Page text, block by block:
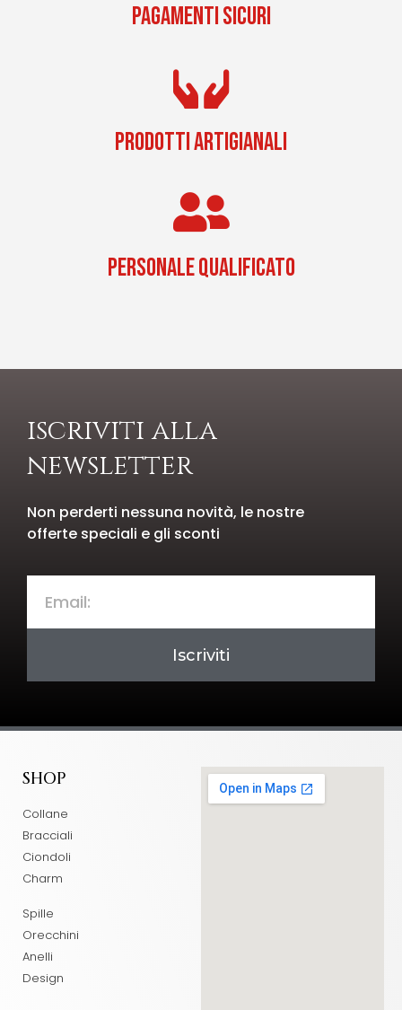
PAGAMENTI SICURI
PRODOTTI ARTIGIANALI
PERSONALE QUALIFICATO
iscriviti alla
newsletter
Non perderti nessuna novità, le nostre
offerte speciali e gli sconti
Iscriviti
SHOP
Collane
Bracciali
Ciondoli
Charm
Spille
Orecchini
Anelli
Design